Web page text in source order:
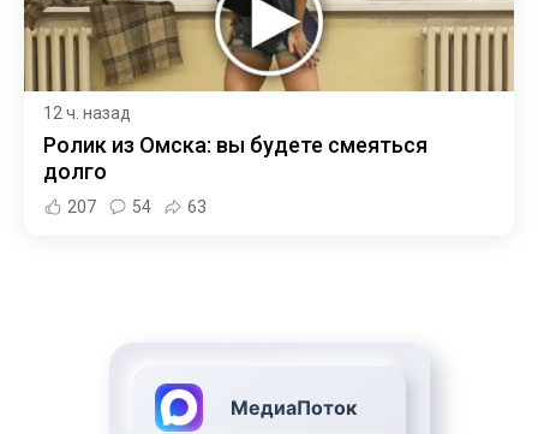
12 ч. назад
Ролик из Омска: вы будете смеяться
долго
207 54 63
МедиаПоток